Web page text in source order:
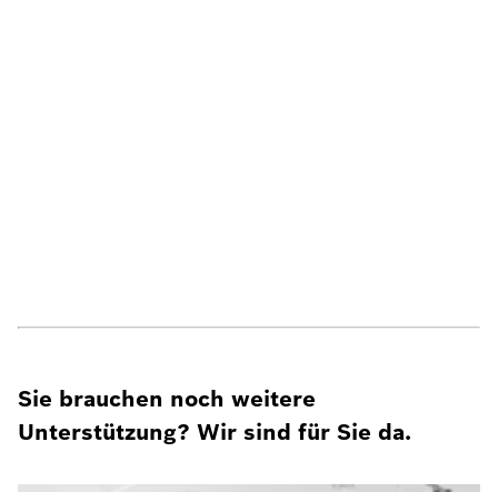
Sie brauchen noch weitere
Unterstützung? Wir sind für Sie da.